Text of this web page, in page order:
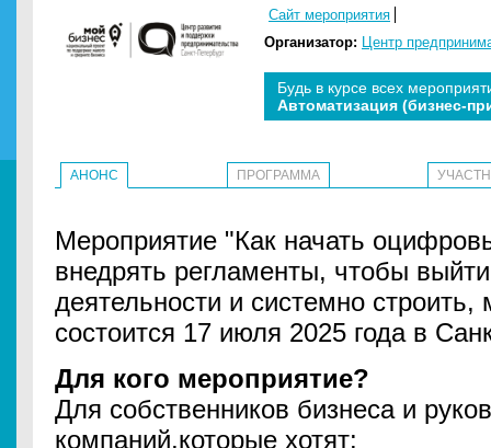
Сайт мероприятия
Организатор: Центр
Будь в курсе всех
Автоматизация (бизнес-
АНОНС ПРОГРАММА
Мероприятие "Как начать
внедрять регламенты, чтобы
деятельности и системно
состоится 17 июля 2025 года в
Для кого мероприятие?
Для собственников бизнеса и
компаний,которые хотят: